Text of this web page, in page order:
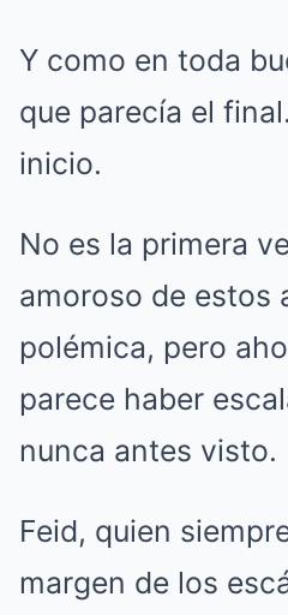
Y como en toda
que parecía el
inicio.
No es la primera
amoroso de estos
polémica, pero
parece haber
nunca antes visto.
Feid, quien
margen de los